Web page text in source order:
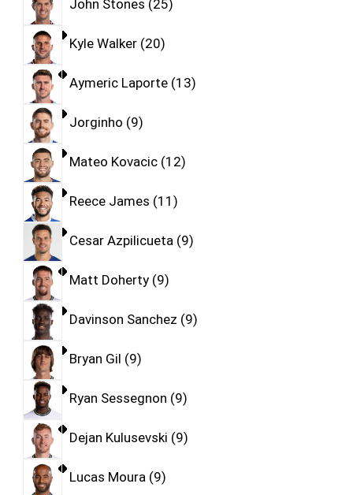
John Stones 25
Kyle Walker 20
Aymeric Laporte 13
Jorginho 9
Mateo Kovacic 12
Reece James 11
Cesar Azpilicueta 9
Matt Doherty 9
Davinson Sanchez 9
Bryan Gil 9
Ryan Sessegnon 9
Dejan Kulusevski 9
Lucas Moura 9